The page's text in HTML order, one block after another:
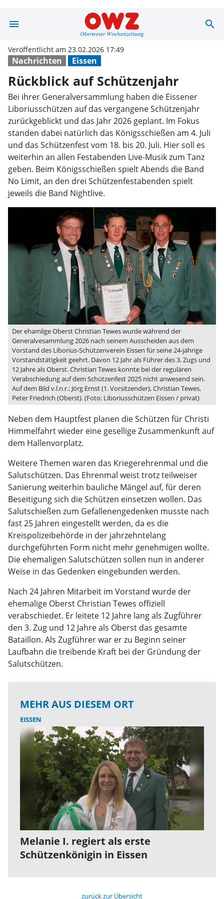
menu Rückblick auf search
Nachrichten Eissen
Veröffentlicht am 23.02.2026 17:49
Rückblick auf Schützenjahr
Bei ihrer Generalversammlung haben die Eissener
Liboriusschützen auf das vergangene Schützenjahr
zurückgeblickt und das Jahr 2026 geplant. Im Fokus
standen dabei natürlich das Königsschießen am 4. Juli
und das Schützenfest vom 18. bis 20. Juli. Hier soll es
weiterhin an allen Festabenden Live-Musik zum Tanz
geben. Beim Königsschießen spielt Abends die Band
No Limit, an den drei Schützenfestabenden spielt
jeweils die Band Nightlive.
Der ehamlige Oberst Christian Tewes wurde während der
Generalvesammlung 2026 nach seinem Ausscheiden aus dem
Vorstand des Liborius-Schützenverein Eissen für seine 24-jährige
Vorstandstätigkeit geehrt. Davon 12 Jahr als Führer des 3. Zugs und
12 Jahre als Oberst. Christian Tewes konnte bei der regulären
Verabschiedung auf dem Schützenfest 2025 nicht anwesend sein.
Auf dem Bild v.l.n.r.: Jörg Ernst (1. Vorsitzender), Christian Tewes,
Peter Friedrich (Oberst). (Foto: Liboriusschützen Eissen / privat)
Neben dem Hauptfest planen die Schützen für Christi
Himmelfahrt wieder eine gesellige Zusammenkunft auf
dem Hallenvorplatz.
Weitere Themen waren das Kriegerehrenmal und die
Salutschützen. Das Ehrenmal weist trotz teilweiser
Sanierung weiterhin bauliche Mängel auf, für deren
Beseitigung sich die Schützen einsetzen wollen. Das
Salutschießen zum Gefallenengedenken musste nach
fast 25 Jahren eingestellt werden, da es die
Kreispolizeibehörde in der jahrzehntelang
durchgeführten Form nicht mehr genehmigen wollte.
Die ehemaligen Salutschützen sollen nun in anderer
Weise in das Gedenken eingebunden werden.
Nach 24 Jahren Mitarbeit im Vorstand wurde der
ehemalige Oberst Christian Tewes offiziell
verabschiedet. Er leitete 12 Jahre lang als Zugführer
den 3. Zug und 12 Jahre als Oberst das gesamte
Bataillon. Als Zugführer war er zu Beginn seiner
Laufbahn die treibende Kraft bei der Gründung der
Salutschützen.
MEHR AUS DIESEM ORT
EISSEN
Melanie I. regiert als erste
Schützenkönigin in Eissen
zurück zur Übersicht